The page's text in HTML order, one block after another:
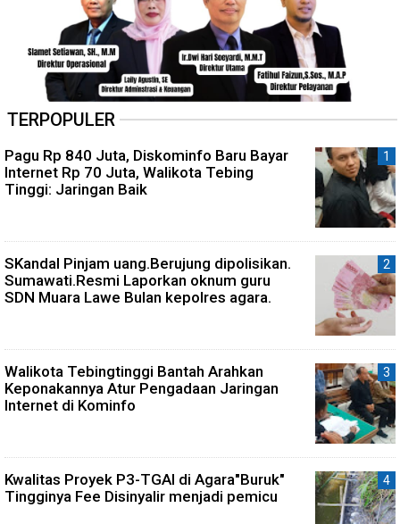
TERPOPULER
Pagu Rp 840 Juta, Diskominfo Baru Bayar
Internet Rp 70 Juta, Walikota Tebing
Tinggi: Jaringan Baik
SKandal Pinjam uang.Berujung dipolisikan.
Sumawati.Resmi Laporkan oknum guru
SDN Muara Lawe Bulan kepolres agara.
Walikota Tebingtinggi Bantah Arahkan
Keponakannya Atur Pengadaan Jaringan
Internet di Kominfo
Kwalitas Proyek P3-TGAI di Agara"Buruk"
Tingginya Fee Disinyalir menjadi pemicu